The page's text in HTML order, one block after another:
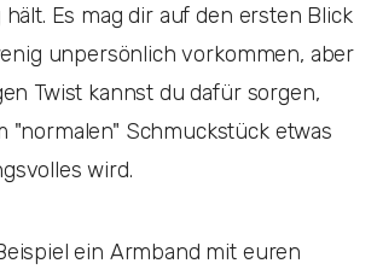
Es mag dir auf den ersten Blick
unpersönlich vorkommen, aber
Twist kannst du dafür sorgen,
"normalen" Schmuckstück etwas
wird.
ein Armband mit euren